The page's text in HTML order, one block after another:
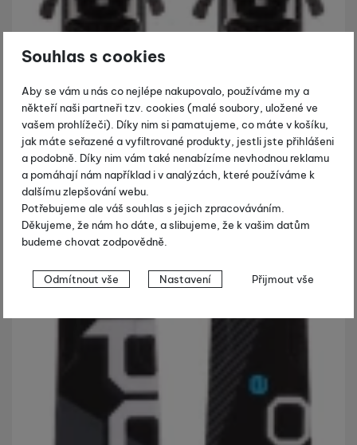
Souhlas s cookies
Aby se vám u nás co nejlépe nakupovalo, používáme my a
někteří naši partneři tzv. cookies (malé soubory, uložené ve
vašem prohlížeči). Díky nim si pamatujeme, co máte v košíku,
jak máte seřazené a vyfiltrované produkty, jestli jste přihlášeni
a podobně. Díky nim vám také nenabízíme nevhodnou reklamu
a pomáhají nám například i v analýzách, které používáme k
dalšímu zlepšování webu.
Potřebujeme ale váš souhlas s jejich zpracováváním.
Děkujeme, že nám ho dáte, a slibujeme, že k vašim datům
budeme chovat zodpovědně.
Nastavení souhlasů s kategoriemi
cookies
Technickébez těchto cookies náš web nebude fungovat
VŽDY AKTIVNÍ
Technické cookies umožňují váš průchod nákupním košíkem,
porovnávání produktů a další nezbytné funkce.
Preferenční a rozšířené funkce
Preferenční a rozšířené funkce
abyste nemuseli vše
nastavovat znovu a abyste se s námi mohli spojit např. pomocí
Odmítnout vše Nastavení Přijmout vše